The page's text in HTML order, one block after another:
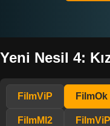
Yeni Nesil 4:
FilmViP FilmOk
FilmMl2 FilmViP